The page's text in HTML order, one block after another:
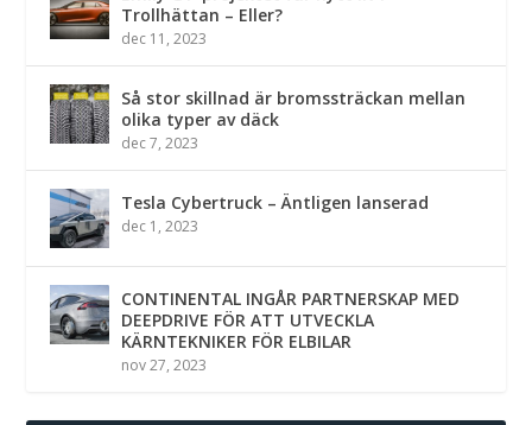
Trollhättan – Eller?
dec 11, 2023
Så stor skillnad är bromssträckan mellan
olika typer av däck
dec 7, 2023
Tesla Cybertruck – Äntligen lanserad
dec 1, 2023
CONTINENTAL INGÅR PARTNERSKAP MED
DEEPDRIVE FÖR ATT UTVECKLA
KÄRNTEKNIKER FÖR ELBILAR
nov 27, 2023